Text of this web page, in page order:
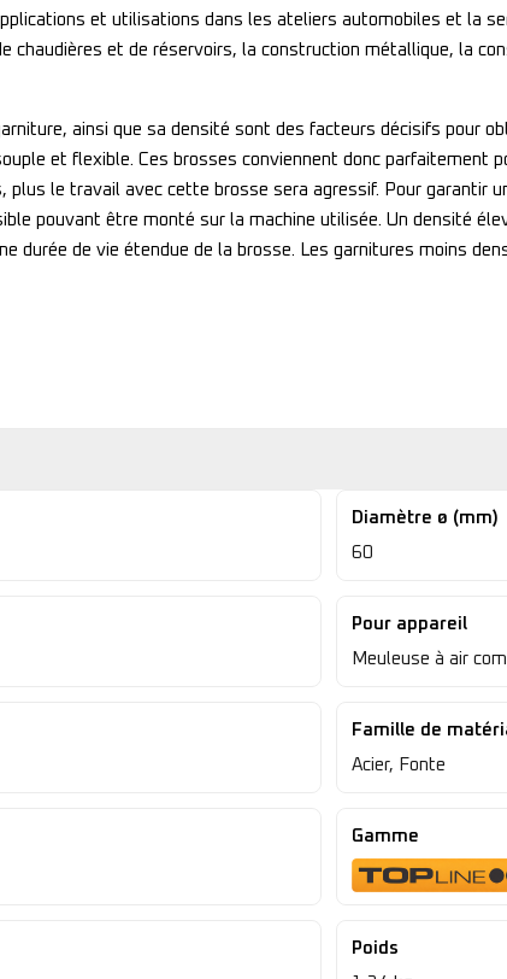
et utilisations dans les ateliers automobiles et la
chaudières et de réservoirs, la construction métallique, la
ainsi que sa densité sont des facteurs décisifs pour
et flexible. Ces brosses conviennent donc
le travail avec cette brosse sera agressif. Pour garantir
pouvant être monté sur la machine utilisée. Un densité
durée de vie étendue de la brosse. Les garnitures moins
Diamètre ø (mm)
60
Pour appareil
Meuleuse à air
Famille de
Acier, Fonte
Gamme
Poids